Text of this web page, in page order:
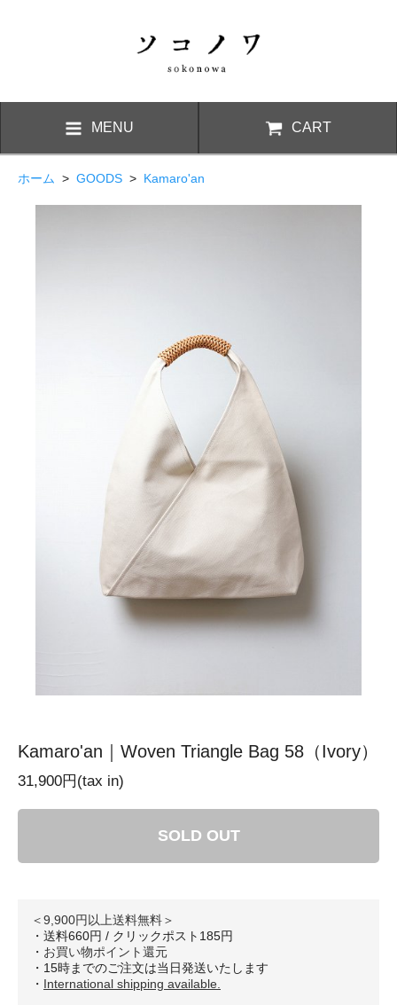
MENU CART
ホーム > GOODS > Kamaro'an
Kamaro'an｜Woven Triangle Bag 58（Ivory）
31,900円(tax in)
SOLD OUT
＜9,900円以上送料無料＞
・送料660円 / クリックポスト185円
・ お買い物ポイント還元
・15時までのご注文は当日発送いたします
・ International shipping available.